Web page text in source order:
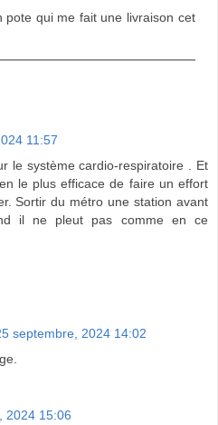
pote qui me fait une livraison cet
11:57
le système cardio-respiratoire . Et
le plus efficace de faire un effort
Sortir du métro une station avant
il ne pleut pas comme en ce
septembre, 2024 14:02
2024 15:06